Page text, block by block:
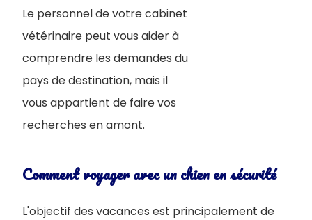
Le personnel de votre cabinet
vétérinaire peut vous aider à
comprendre les demandes du
pays de destination, mais il
vous appartient de faire vos
recherches en amont.
Comment voyager avec un chien en sécurité
L'objectif des vacances est principalement de